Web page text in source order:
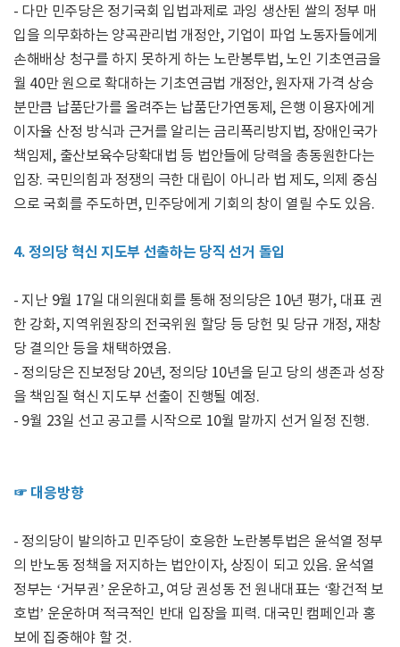
- 다만 민주당은 정기국회 입법과제로 과잉 생산된 쌀의 정부 매
입을 의무화하는 양곡관리법 개정안, 기업이 파업 노동자들에게
손해배상 청구를 하지 못하게 하는 노란봉투법, 노인 기초연금을
월 40만 원으로 확대하는 기초연금법 개정안, 원자재 가격 상승
분만큼 납품단가를 올려주는 납품단가연동제, 은행 이용자에게
이자율 산정 방식과 근거를 알리는 금리폭리방지법, 장애인국가
책임제, 출산보육수당확대법 등 법안들에 당력을 총동원한다는
입장. 국민의힘과 정쟁의 극한 대립이 아니라 법 제도, 의제 중심
으로 국회를 주도하면, 민주당에게 기회의 창이 열릴 수도 있음.
4. 정의당 혁신 지도부 선출하는 당직 선거 돌입
- 지난 9월 17일 대의원대회를 통해 정의당은 10년 평가, 대표 권
한 강화, 지역위원장의 전국위원 할당 등 당헌 및 당규 개정, 재창
당 결의안 등을 채택하였음.
- 정의당은 진보정당 20년, 정의당 10년을 딛고 당의 생존과 성장
을 책임질 혁신 지도부 선출이 진행될 예정.
- 9월 23일 선고 공고를 시작으로 10월 말까지 선거 일정 진행.
☞ 대응방향
- 정의당이 발의하고 민주당이 호응한 노란봉투법은 윤석열 정부
의 반노동 정책을 저지하는 법안이자, 상징이 되고 있음. 윤석열
정부는 ‘거부권’ 운운하고, 여당 권성동 전 원내대표는 ‘황건적 보
호법’ 운운하며 적극적인 반대 입장을 피력. 대국민 캠페인과 홍
보에 집중해야 할 것.